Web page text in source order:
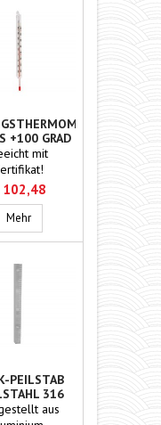
-30 bis +100 Grad
+100 GRAD
mit
max.
Ohne
MehrLadungsthermometer -30
PEILSTAB
316
aus